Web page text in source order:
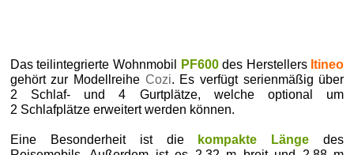
Das teilintegrierte Wohnmobil PF600des Herstellers Itineo
gehört zur Modellreihe Cozi. Es verfügt serienmäßig über
2 Schlaf- und 4 Gurtplätze, welche optional um
2 Schlafplätze erweitert werden können.
Eine Besonderheit ist die kompakte Länge des